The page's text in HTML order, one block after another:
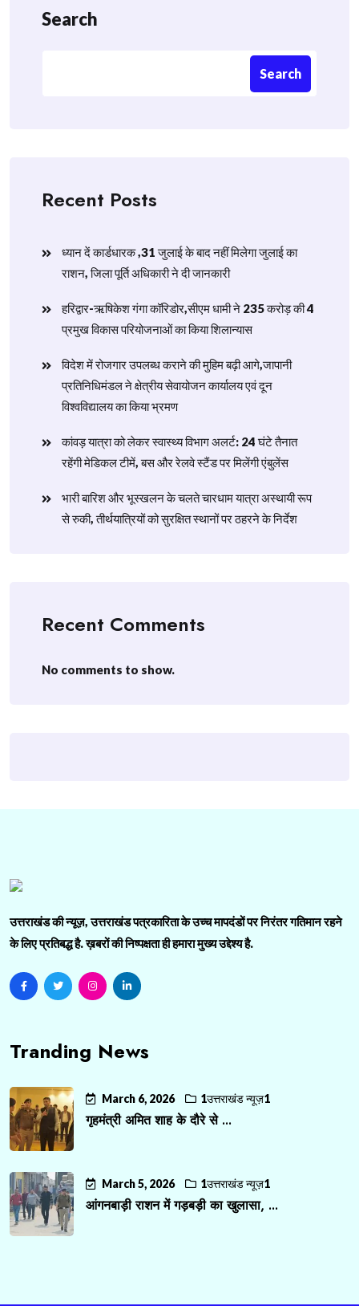
Search
Search
Recent Posts
ध्यान दें कार्डधारक ,31 जुलाई के बाद नहीं मिलेगा जुलाई का
राशन, जिला पूर्ति अधिकारी ने दी जानकारी
हरिद्वार-ऋषिकेश गंगा कॉरिडोर,सीएम धामी ने 235 करोड़ की 4
प्रमुख विकास परियोजनाओं का किया शिलान्यास
विदेश में रोजगार उपलब्ध कराने की मुहिम बढ़ी आगे,जापानी
प्रतिनिधिमंडल ने क्षेत्रीय सेवायोजन कार्यालय एवं दून
विश्वविद्यालय का किया भ्रमण
​कांवड़ यात्रा को लेकर स्वास्थ्य विभाग अलर्ट: 24 घंटे तैनात
रहेंगी मेडिकल टीमें, बस और रेलवे स्टैंड पर मिलेंगी एंबुलेंस
​भारी बारिश और भूस्खलन के चलते चारधाम यात्रा अस्थायी रूप
से रुकी, तीर्थयात्रियों को सुरक्षित स्थानों पर ठहरने के निर्देश
Recent Comments
No comments to show.
उत्तराखंड की न्यूज़, उत्तराखंड पत्रकारिता के उच्च मापदंडों पर निरंतर गतिमान रहने
के लिए प्रतिबद्ध है. ख़बरों की निष्पक्षता ही हमारा मुख्य उद्देश्य है.
Tranding News
March 6, 2026 1उत्तराखंड न्यूज़1
गृहमंत्री अमित शाह के दौरे से ...
March 5, 2026 1उत्तराखंड न्यूज़1
आंगनबाड़ी राशन में गड़बड़ी का खुलासा, ...